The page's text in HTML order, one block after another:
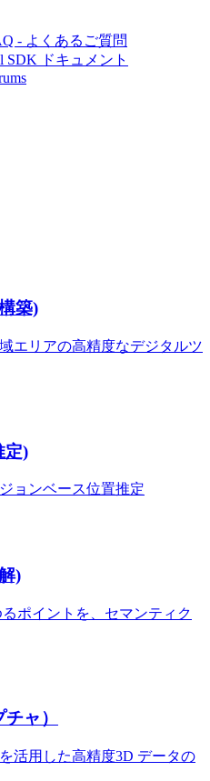
- よくあるご質問
SDK ドキュメント
築)
エリアの高精度なデジタルツ
定)
ョンベース位置推定
)
ポイントを、セマンティク
ャ）
活用した高精度3D データの